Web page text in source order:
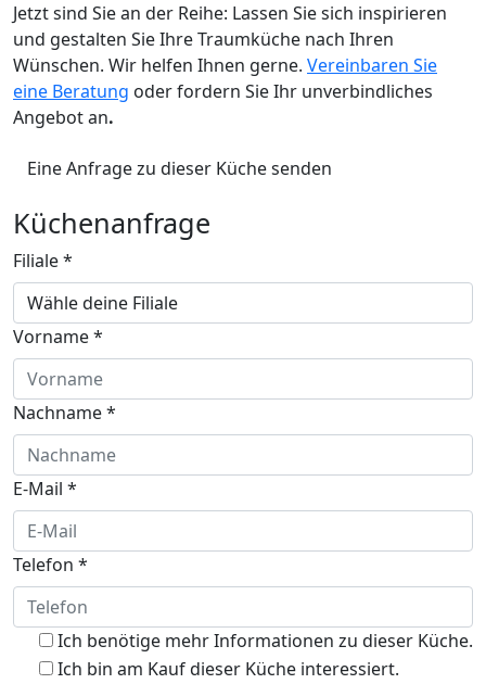
Jetzt sind Sie an der Reihe: Lassen Sie sich inspirieren
und gestalten Sie Ihre Traumküche nach Ihren
Wünschen. Wir helfen Ihnen gerne. Vereinbaren Sie
eine Beratung oder fordern Sie Ihr unverbindliches
Angebot an.
Eine Anfrage zu dieser Küche senden
Küchenanfrage
Filiale*
Vorname*
Nachname*
E-Mail *
Telefon *
Ich benötige mehr Informationen zu dieser Küche.
Ich bin am Kauf dieser Küche interessiert.